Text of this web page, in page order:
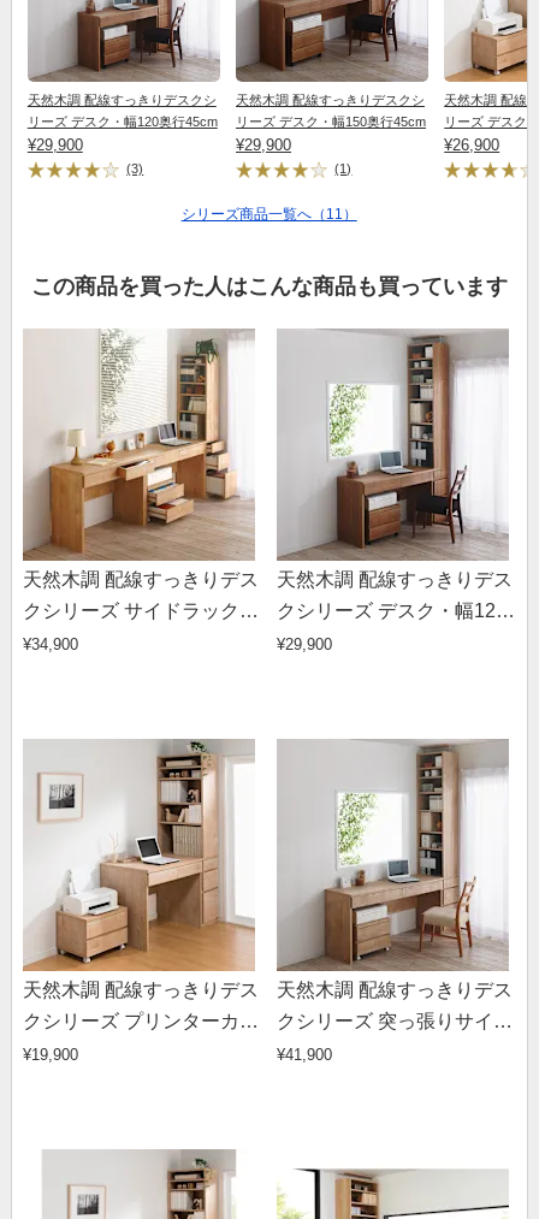
天然木調 配線すっきりデスクシ
リーズ デスク・幅120奥行45cm
¥29,900
(3)
天然木調 配線すっきりデスクシ
リーズ デスク・幅150奥行45cm
¥29,900
(1)
天然木調 配線
リーズ デスク
¥26,900
シリーズ商品一覧へ（11）
この商品を買った人はこんな商品も買っています
天然木調 配線すっきりデス
クシリーズ サイドラック・
幅30奥行45高さ180cm
¥34,900
天然木調 配線すっきりデス
クシリーズ デスク・幅120
奥行45cm
¥29,900
天然木調 配線すっきりデス
クシリーズ プリンターカー
ト・幅50奥行39.5高さ
¥19,900
天然木調 配線すっきりデス
クシリーズ 突っ張りサイド
ラック・幅30奥行45高さ
¥41,900